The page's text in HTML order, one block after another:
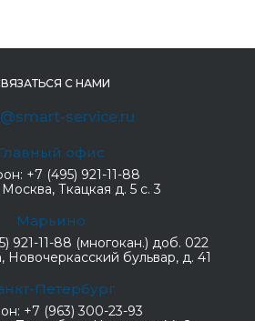
С НАМИ
service.ru
Главный офис
+7 (495) 921-11-88
Москва, Ткацкая д. 5 с. 3
Марьино
921-11-88 (многокан.) доб. 022
Новочеркасский бульвар, д. 41
Петербург
+7 (963) 300-23-93